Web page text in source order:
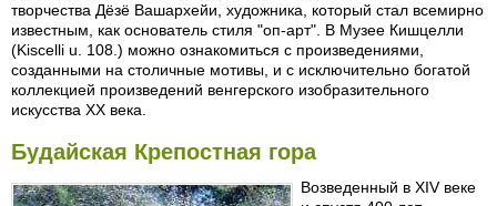
творчества Дёзё Вашархейи, художника, который стал всемирно
известным, как основатель стиля "оп-арт". В Музее Кишцелли
(Kiscelli u. 108.) можно ознакомиться с произведениями,
созданными на столичные мотивы, и с исключительно богатой
коллекцией произведений венгерского изобразительного
искусства XX века.
Будайская Крепостная гора
Возведенный в XIV веке